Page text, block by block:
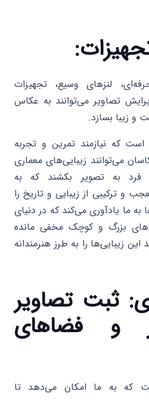
لنزهای وسیع، تجهیزات
تصاویر می‌توانند به عکاس
و زیبا بسازد.
است که نیازمند تمرین و تجربه
می‌توانند زیبایی‌های معماری
به تصویر بکشند که به
و ترکیبی از زیبایی و تاریخ را
به ما یادآوری می‌کند که در دنیای
بزرگ و کوچک مخفی مانده
زیبایی‌ها را به طرز هنرمندانه
ثبت تصاویر
و فضاهای
که به ما امکان می‌دهد تا